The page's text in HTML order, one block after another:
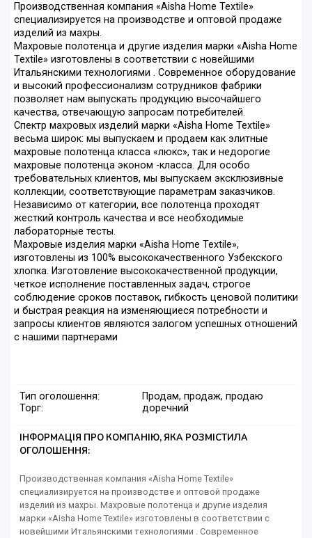
Производственная компания «Aisha Home Textile»
специализируется на производстве и оптовой продаже
изделий из махры.
Махровые полотенца и другие изделия марки «Aisha Home
Textile» изготовлены в соответствии с новейшими
Итальянскими технологиями . Современное оборудование
и высокий профессионализм сотрудников фабрики
позволяет нам выпускать продукцию высочайшего
качества, отвечающую запросам потребителей.
Спектр махровых изделий марки «Aisha Home Textile»
весьма широк: мы выпускаем и продаем как элитные
махровые полотенца класса «люкс», так и недорогие
махровые полотенца эконом -класса. Для особо
требовательных клиентов, мы выпускаем эксклюзивные
коллекции, соответствующие параметрам заказчиков.
Независимо от категории, все полотенца проходят
жесткий контроль качества и все необходимые
лабораторные тесты.
Махровые изделия марки «Aisha Home Textile»,
изготовлены из 100% высококачественного Узбекского
хлопка. Изготовление высококачественной продукции,
четкое исполнение поставленных задач, строгое
соблюдение сроков поставок, гибкость ценовой политики
и быстрая реакция на изменяющиеся потребности и
запросы клиентов являются залогом успешных отношений
с нашими партнерами
Тип оголошення:
Продам, продаж, продаю
Торг:
доречний
ІНФОРМАЦІЯ ПРО КОМПАНІЮ, ЯКА РОЗМІСТИЛА
ОГОЛОШЕННЯ:
Производственная компания «Aisha Home Textile»
специализируется на производстве и оптовой продаже
изделий из махры. Махровые полотенца и другие изделия
марки «Aisha Home Textile» изготовлены в соответствии с
новейшими Итальянскими технологиями . Современное